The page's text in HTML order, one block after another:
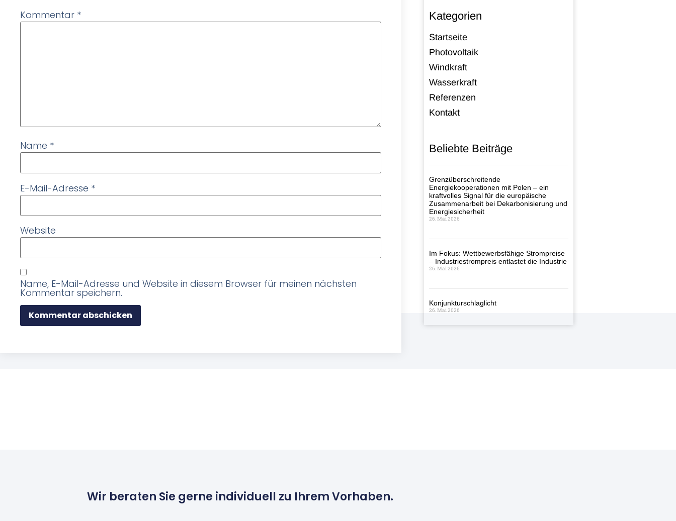
Kommentar *
Name *
E-Mail-Adresse *
Website
Name, E-Mail-Adresse und Website in diesem Browser für meinen nächsten
Kommentar speichern.
Kategorien
Startseite
Photovoltaik
Windkraft
Wasserkraft
Referenzen
Kontakt
Beliebte Beiträge
Grenzüberschreitende
Energiekooperationen mit Polen – ein
kraftvolles Signal für die europäische
Zusammenarbeit bei Dekarbonisierung und
Energiesicherheit
26. Mai 2026
Im Fokus: Wettbewerbsfähige Strompreise
– Industriestrompreis entlastet die Industrie
26. Mai 2026
Konjunkturschlaglicht
26. Mai 2026
Wir beraten Sie gerne individuell zu Ihrem Vorhaben.